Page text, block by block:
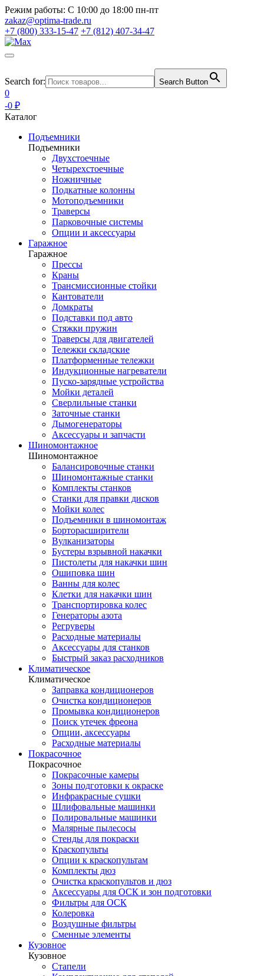
Режим работы: С 10:00 до 18:00 пн-пт
zakaz@optima-trade.ru
+7 (800) 333-15-47 +7 (812) 407-34-47
Search for: Search Button
0
-0 ₽
Каталог
Подъемники
Подъемники
Двухстоечные
Четырехстоечные
Ножничные
Подкатные колонны
Мотоподъемники
Траверсы
Парковочные системы
Опции и аксессуары
Гаражное
Гаражное
Прессы
Краны
Трансмиссионные стойки
Кантователи
Домкраты
Подставки под авто
Стяжки пружин
Траверсы для двигателей
Тележки складские
Платформенные тележки
Индукционные нагреватели
Пуско-зарядные устройства
Мойки деталей
Сверлильные станки
Заточные станки
Дымогенераторы
Аксессуары и запчасти
Шиномонтажное
Шиномонтажное
Балансировочные станки
Шиномонтажные станки
Комплекты станков
Станки для правки дисков
Мойки колес
Подъемники в шиномонтаж
Борторасширители
Вулканизаторы
Бустеры взрывной накачки
Пистолеты для накачки шин
Ошиповка шин
Ванны для колес
Клетки для накачки шин
Транспортировка колес
Генераторы азота
Регруверы
Расходные материалы
Аксессуары для станков
Быстрый заказ расходников
Климатическое
Климатическое
Заправка кондиционеров
Очистка кондиционеров
Промывка кондиционеров
Поиск утечек фреона
Опции, аксессуары
Расходные материалы
Покрасочное
Покрасочное
Покрасочные камеры
Зоны подготовки к окраске
Инфракрасные сушки
Шлифовальные машинки
Полировальные машинки
Малярные пылесосы
Стенды для покраски
Краскопульты
Опции к краскопультам
Комплекты дюз
Очистка краскопультов и дюз
Аксессуары для ОСК и зон подготовки
Фильтры для ОСК
Колеровка
Воздушные фильтры
Сменные элементы
Кузовное
Кузовное
Стапели